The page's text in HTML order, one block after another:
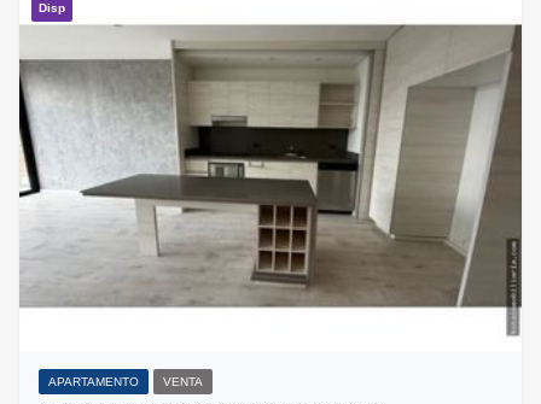
Disp
APARTAMENTO VENTA